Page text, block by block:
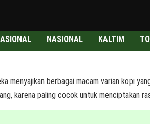
NASIONAL KALTIM
berbagai macam varian kopi
karena paling cocok untuk menciptakan